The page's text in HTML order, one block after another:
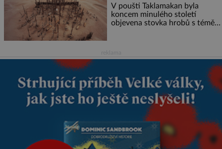
V poušti Taklamakan byla
koncem minulého století
objevena stovka hrobů s téměř
modrou filcovou čapkou, z níž
se draly blonďaté vlásky. Fakt,
že jsou těla dávných lidí
nesmírně dobře zachovalá,
přičítají odborníci zdejším
klimatickým podmínkám.
Sucho, prosolené písky a
extrémně